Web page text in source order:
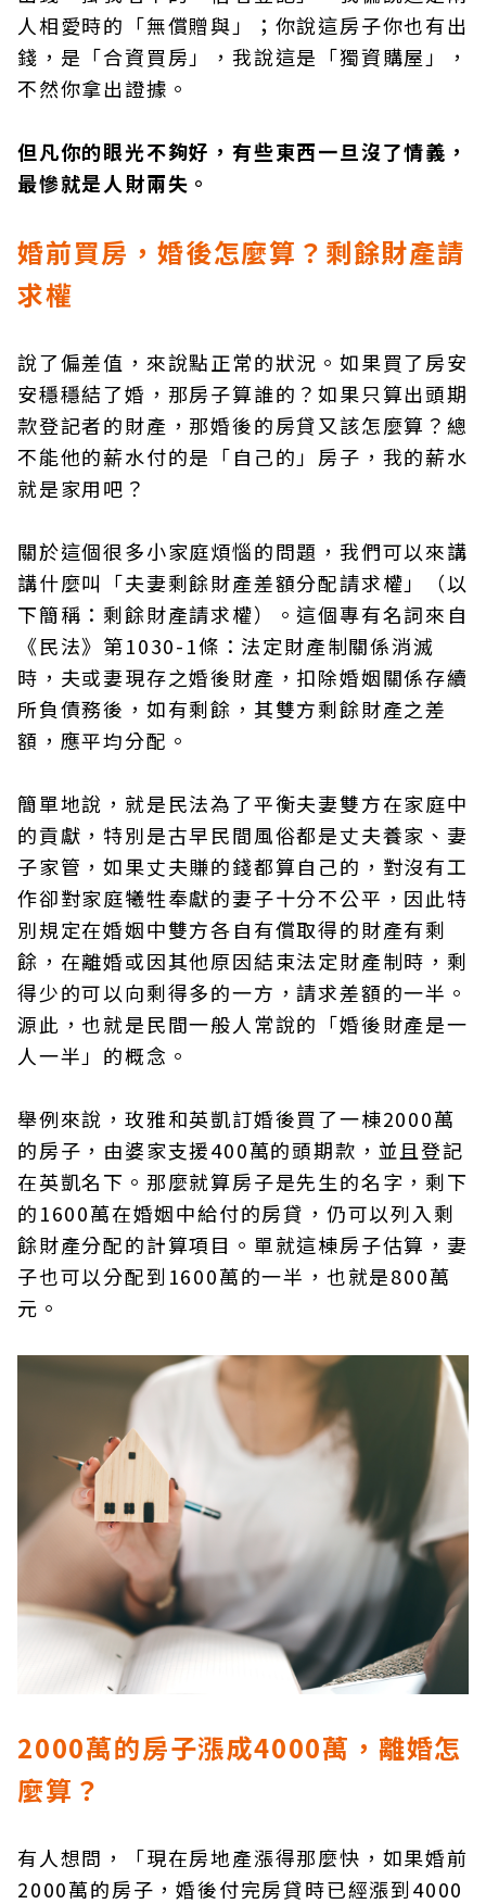
人相愛時的「無償贈與」；你說這房子你也有出
錢，是「合資買房」，我說這是「獨資購屋」，
不然你拿出證據。
但凡你的眼光不夠好，有些東西一旦沒了情義，
最慘就是人財兩失。
婚前買房，婚後怎麼算？剩餘財產請
求權
說了偏差值，來說點正常的狀況。如果買了房安
安穩穩結了婚，那房子算誰的？如果只算出頭期
款登記者的財產，那婚後的房貸又該怎麼算？總
不能他的薪水付的是「自己的」房子，我的薪水
就是家用吧？
關於這個很多小家庭煩惱的問題，我們可以來講
講什麼叫「夫妻剩餘財產差額分配請求權」（以
下簡稱：剩餘財產請求權）。這個專有名詞來自
《民法》第1030-1條：法定財產制關係消滅
時，夫或妻現存之婚後財產，扣除婚姻關係存續
所負債務後，如有剩餘，其雙方剩餘財產之差
額，應平均分配。
簡單地說，就是民法為了平衡夫妻雙方在家庭中
的貢獻，特別是古早民間風俗都是丈夫養家、妻
子家管，如果丈夫賺的錢都算自己的，對沒有工
作卻對家庭犧牲奉獻的妻子十分不公平，因此特
別規定在婚姻中雙方各自有償取得的財產有剩
餘，在離婚或因其他原因結束法定財產制時，剩
得少的可以向剩得多的一方，請求差額的一半。
源此，也就是民間一般人常說的「婚後財產是一
人一半」的概念。
舉例來說，玫雅和英凱訂婚後買了一棟2000萬
的房子，由婆家支援400萬的頭期款，並且登記
在英凱名下。那麼就算房子是先生的名字，剩下
的1600萬在婚姻中給付的房貸，仍可以列入剩
餘財產分配的計算項目。單就這棟房子估算，妻
子也可以分配到1600萬的一半，也就是800萬
元。
2000萬的房子漲成4000萬，離婚怎
麼算？
有人想問，「現在房地產漲得那麼快，如果婚前
2000萬的房子，婚後付完房貸時已經漲到4000